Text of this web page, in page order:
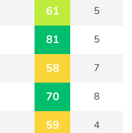
61 5
81 5
58 7
70 8
59 4